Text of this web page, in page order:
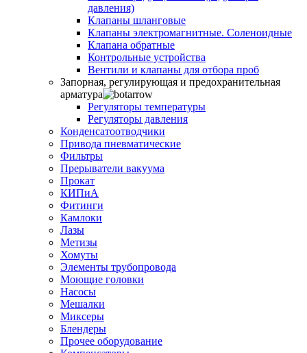
давления)
Клапаны шланговые
Клапаны электромагнитные. Соленоидные
Клапана обратные
Контрольные устройства
Вентили и клапаны для отбора проб
Запорная, регулирующая и предохранительная
арматура
Регуляторы температуры
Регуляторы давления
Конденсатоотводчики
Привода пневматические
Фильтры
Прерыватели вакуума
Прокат
КИПиА
Фитинги
Камлоки
Лазы
Метизы
Хомуты
Элементы трубопровода
Моющие головки
Насосы
Мешалки
Миксеры
Блендеры
Прочее оборудование